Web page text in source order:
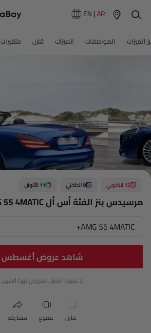
EN|AR
الميزات المواصفات الميزات قارن متغيرات
12 الخارجي 9 الداخلي 11 الألوان
مرسيدس بنز الفئة أس أل AMG 55 4MATIC+
AMG 55 4MATIC+
شاهد عروض أغسطس
لا تفوت أفضل العروض لهذا الشهر.
قارن متنوع مشاركة